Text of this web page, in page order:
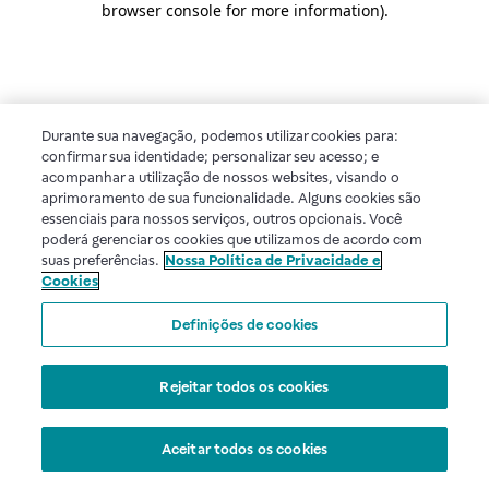
browser console for more information).
Durante sua navegação, podemos utilizar cookies para:
confirmar sua identidade; personalizar seu acesso; e
acompanhar a utilização de nossos websites, visando o
aprimoramento de sua funcionalidade. Alguns cookies são
essenciais para nossos serviços, outros opcionais. Você
poderá gerenciar os cookies que utilizamos de acordo com
suas preferências. Nossa Política de Privacidade e
Cookies
Definições de cookies
Rejeitar todos os cookies
Aceitar todos os cookies